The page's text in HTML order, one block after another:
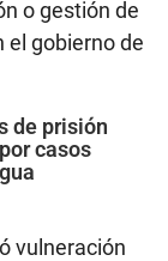
o gestión de
el gobierno de
de prisión
casos
vulneración